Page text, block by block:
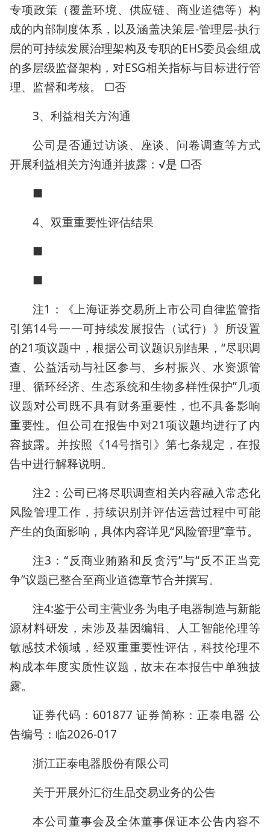
专项政策（覆盖环境、供应链、商业道德等）构
成的内部制度体系，以及涵盖决策层-管理层-执行
层的可持续发展治理架构及专职的EHS委员会组成
的多层级监督架构，对ESG相关指标与目标进行管
理、监督和考核。 □否
3、利益相关方沟通
公司是否通过访谈、座谈、问卷调查等方式
开展利益相关方沟通并披露：√是 □否
■
4、双重重要性评估结果
■
■
注1：《上海证券交易所上市公司自律监管指
引第14号一一可持续发展报告（试行）》所设置
的21项议题中，根据公司议题识别结果，“尽职调
查、公益活动与社区参与、乡村振兴、水资源管
理、循环经济、生态系统和生物多样性保护”几项
议题对公司既不具有财务重要性，也不具备影响
重要性。但公司在报告中对21项议题均进行了内
容披露。并按照《14号指引》第七条规定，在报
告中进行解释说明。
注2：公司已将尽职调查相关内容融入常态化
风险管理工作，持续识别并评估运营过程中可能
产生的负面影响，具体内容详见“风险管理”章节。
注3：“反商业贿赂和反贪污”与“反不正当竞
争”议题已整合至商业道德章节合并撰写。
注4:鉴于公司主营业务为电子电器制造与新能
源材料研发，未涉及基因编辑、人工智能伦理等
敏感技术领域，经双重重要性评估，科技伦理不
构成本年度实质性议题，故未在本报告中单独披
露。
证券代码：601877 证券简称：正泰电器 公
告编号：临2026-017
浙江正泰电器股份有限公司
关于开展外汇衍生品交易业务的公告
本公司董事会及全体董事保证本公告内容不